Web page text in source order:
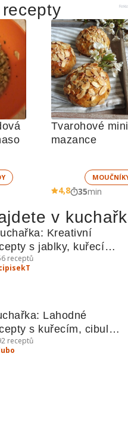
Tvarohové mini
mazance
4,8 35min
v
Kreativní
s jablky, kuřecím,
a bochánky"
receptů
Lahodné
s kuřecím, cibulí a
receptů